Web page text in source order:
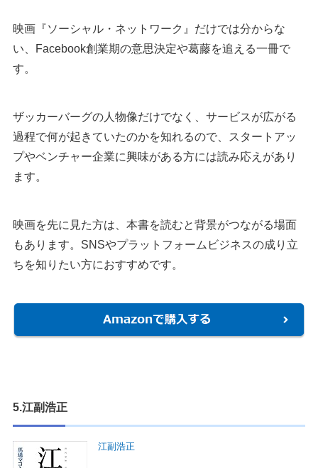
映画『ソーシャル・ネットワーク』だけでは分からな
い、Facebook創業期の意思決定や葛藤を追える一冊で
す。
ザッカーバーグの人物像だけでなく、サービスが広がる
過程で何が起きていたのかを知れるので、スタートアッ
プやベンチャー企業に興味がある方には読み応えがあり
ます。
映画を先に見た方は、本書を読むと背景がつながる場面
もあります。SNSやプラットフォームビジネスの成り立
ちを知りたい方におすすめです。
5.江副浩正
江副浩正